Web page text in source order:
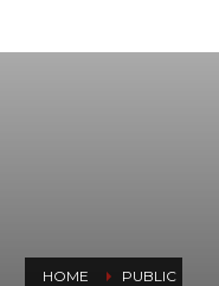
HOME PUBLIC